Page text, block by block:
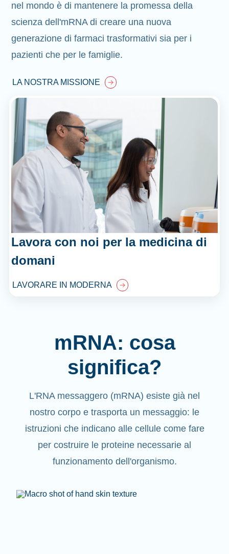
nel mondo è di mantenere la promessa della
scienza dell'mRNA di creare una nuova
generazione di farmaci trasformativi sia per i
pazienti che per le famiglie.
LA NOSTRA MISSIONE
Lavora con noi per la medicina di
domani
LAVORARE IN MODERNA
mRNA: cosa
significa?
L'RNA messaggero (mRNA) esiste già nel
nostro corpo e trasporta un messaggio: le
istruzioni che indicano alle cellule come fare
per costruire le proteine necessarie al
funzionamento dell'organismo.